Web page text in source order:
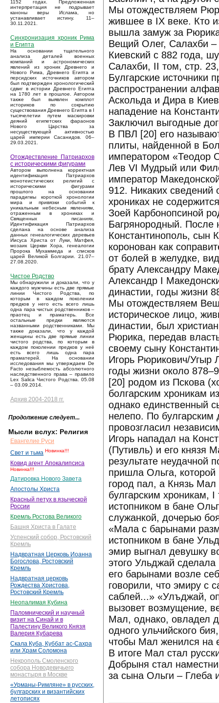
1152 годах. Предложенная
интерпретация не подрывает
каноны веры Ислама, но
устанавливает истину. 11–
30.11.2021.
Синхронизация хроник Рима
и Египта
На основании тщательного
анализа деталей военных
компаний и астрономических
явлений из хроник Древнего и
Нового Рима, Древнего Египта и
персидских источников автором
был подтвержден хронологический
сдвиг в истории Древнего Египта
на 1780 лет в прошлое. Автором
также был выявлен комплот
историков по сокрытию
существования Древнего Египта в I
тысячелетии путем маскировки
деяний египетских фараонов
Нового Царства за
несуществующей активностью
царей империи Сасанидов. 06–
29.03.2021.
Отождествление Патриархов
с историческими фигурами
Автором выполнена корректная
идентификация Патриархов
монотеистических религий с
историческими фигурами
прошлого на основании
парадигмы короткой хронологии
мира и привязки событий к
уникальным небесным явлениям,
отраженным в хрониках и
Священных писаниях.
Идентификация Патриархов
сделана на основе анализа
данных генеалогических деревьев
Иисуса Христа от Луки, Матфея,
мозаик Церкви Хора, генеалогии
Пророка Мухаммеда и списков
царей Великой Болгарии. 21.07–
27.08.2020.
Чистое Родство
Мы обнаружили и доказали, что у
каждого мужчины есть две прямые
линии Чистого Родства, по
которым в каждом поколении
предков у него есть всего лишь
одна пара чистых родственников –
праотец и праматерь. Все
остальные предки являются
названными родственниками. Мы
также доказали, что у каждой
женщины есть две прямые линии
чистого родства, по которым в
каждом поколении предков у неё
есть всего лишь одна пара
праматерей. На основании
исследования мы утверждаем De
Facto незыблемость абсолютного
наследственного права – правило
Lex Salica Чистого Родства. 05.08
– 03.09.2014.
Архив 2004-2018 гг.
Продолжение следует...
Мысли вслух: Религия
Евангелие Руси
Свет и тьма Новинка!!!
Ковид агент Апокалипсиса
Новинка!!!
Датировка Нового Завета
Апостолы Христа
Красный петух в языческой
России
Кремль Ростова Великого
Башня Христа в Галате
Успенский собор, Ростовский
Кремль
Надвратная Церковь Иоанна
Богослова, Ростовский
Кремль
Надвратная церковь
Рождества Христова,
Ростовский Кремль
Неопалимая Кубина
Паломнический и научный
визит на Синай и в
Палестину Великого Князя
Валерия Кубарева
Скала Куба, Куббат ас-Сахра
или Храм Соломона
Некрополь Смоленского
собора Новодевичьего
монастыря в Москве
«Урманы-Римляне» в русских,
булгарских и византийских
летописях
Мы отождествляем
жившее в IX веке. Кто
вышла замуж за
Вещий Олег, Салахби –
Киевский с 882 года,
Салахби, II том, стр.
Булгарские источники
распространении
Аскольда и Дира в
нападение на
Заключил выгодные
В ПВЛ [20] его
плиты, найденной в
императором «Теодор
Лев VI Мудрый или
император
912. Никаких
хрониках не
Зоей Карбонопсиной
Багрянородный. После
Константинополь, сын
коронован как
от болей в желудке,
брату Александру
Александр I
династии, годы жизни
Мы отождествляем
историческое лицо,
династии, был
Рюрика, передав
своему сыну
Игорь Рюрикович/Угыр
годы жизни около
[20] родом из Пскова
болгарским хроникам
однако единственный
нелепо. По
провозгласил
Игорь нападал на
(Путивль) и его князя
результате неудачной
пришла Ольга, которой
город пал, а Князь Мал
булгарским хроникам,
истопником в бане
служанкой, дочерью
«Мала с барынами
истопником в бане
эмир выгнал девушку
этого Ульджай
его барынами возле
говорили, что эмиру с
саблей...» «Улъджай,
вызовет возмущение,
Мал, однако, овладел
одного ульчийского
чтобы Мал женился на
В итоге Мал стал
Добрыня стал
за сына Ольги – Глеба